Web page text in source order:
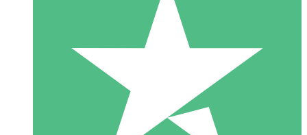
Individuele Creditpakketten
Betaal per gebruik met downloadtegoeden. Geen maandelijkse
1000